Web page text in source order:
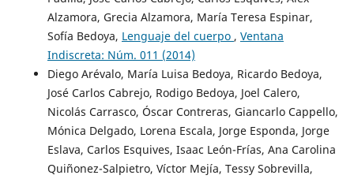
Alzamora, Grecia Alzamora, María Teresa Espinar,
Sofía Bedoya, Lenguaje del cuerpo , Ventana
Indiscreta: Núm. 011 (2014)
Diego Arévalo, María Luisa Bedoya, Ricardo Bedoya,
José Carlos Cabrejo, Rodigo Bedoya, Joel Calero,
Nicolás Carrasco, Óscar Contreras, Giancarlo Cappello,
Mónica Delgado, Lorena Escala, Jorge Esponda, Jorge
Eslava, Carlos Esquives, Isaac León-Frías, Ana Carolina
Quiñonez-Salpietro, Víctor Mejía, Tessy Sobrevilla,